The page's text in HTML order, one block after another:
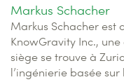
Markus Schacher
Markus Schacher est
KnowGravity Inc.,
siège se trouve à
l’ingénierie basée